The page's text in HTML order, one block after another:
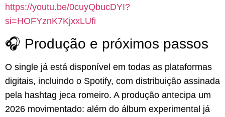
https://youtu.be/0cuyQbucDYI?
si=HOFYznK7KjxxLUfi
🎧 Produção e próximos passos
O single já está disponível em todas as plataformas
digitais, incluindo o Spotify, com distribuição assinada
pela hashtag jeca romeiro. A produção antecipa um
2026 movimentado: além do álbum experimental já